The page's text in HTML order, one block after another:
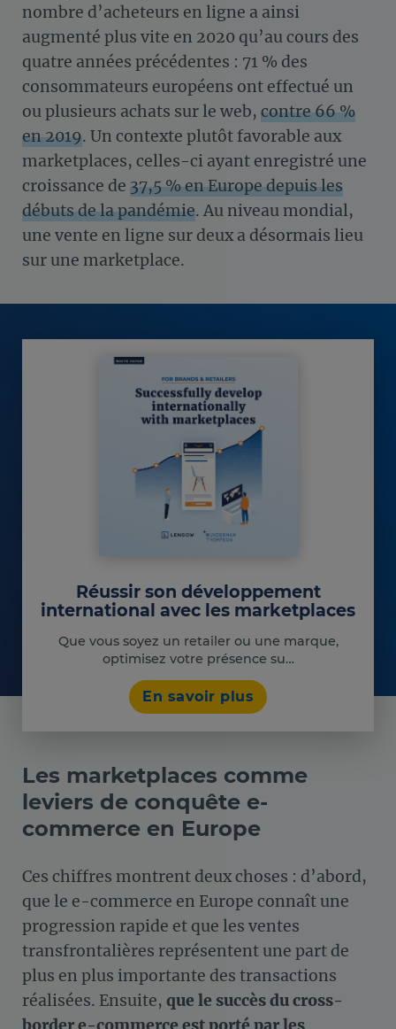
nombre d’acheteurs en ligne a ainsi
augmenté plus vite en 2020 qu’au cours des
quatre années précédentes : 71 % des
consommateurs européens ont effectué un
ou plusieurs achats sur le web, contre 66 %
en 2019. Un contexte plutôt favorable aux
marketplaces, celles-ci ayant enregistré une
croissance de 37,5 % en Europe depuis les
débuts de la pandémie. Au niveau mondial,
une vente en ligne sur deux a désormais lieu
sur une marketplace.
Réussir son développement
international avec les marketplaces
Que vous soyez un retailer ou une marque,
optimisez votre présence su…
En savoir plus
Les marketplaces comme
leviers de conquête e-
commerce en Europe
Ces chiffres montrent deux choses : d’abord,
que le e-commerce en Europe connaît une
progression rapide et que les ventes
transfrontalières représentent une part de
plus en plus importante des transactions
réalisées. Ensuite, que le succès du cross-